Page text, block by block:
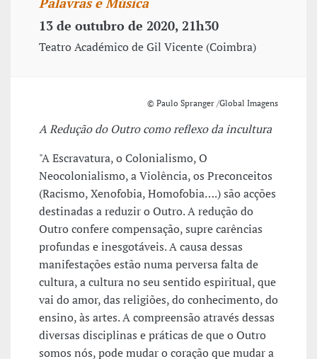
13 de outubro de 2020, 21h30
Teatro Académico de Gil Vicente (Coimbra)
© Paulo Spranger /Global Imagens
A Redução do Outro como reflexo da incultura
"A Escravatura, o Colonialismo, O
Neocolonialismo, a Violência, os Preconceitos
(Racismo, Xenofobia, Homofobia….) são acções
destinadas a reduzir o Outro. A redução do
Outro confere compensação, supre carências
profundas e inesgotáveis. A causa dessas
manifestações estão numa perversa falta de
cultura, a cultura no seu sentido espiritual, que
vai do amor, das religiões, do conhecimento, do
ensino, às artes. A compreensão através dessas
diversas disciplinas e práticas de que o Outro
somos nós, pode mudar o coração que mudar a